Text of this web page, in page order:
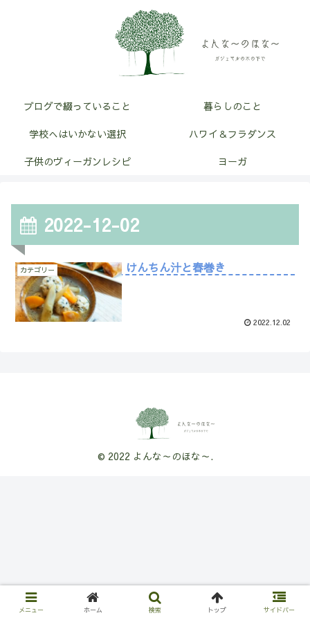
ブログで綴っていること
暮らしのこと
学校へはいかない選択
ハワイ＆フラダンス
子供のヴィーガンレシピ
ヨーガ
2022-12-02
カテゴリー けんちん汁と春巻き
2022.12.02
© 2022 よんな～のほな～.
メニュー ホーム 検索 トップ サイドバー